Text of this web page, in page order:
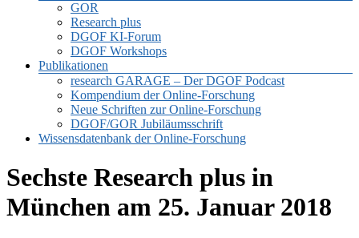
GOR
Research plus
DGOF KI-Forum
DGOF Workshops
Publikationen
research GARAGE – Der DGOF Podcast
Kompendium der Online-Forschung
Neue Schriften zur Online-Forschung
DGOF/GOR Jubiläumsschrift
Wissensdatenbank der Online-Forschung
Sechste Research plus in
München am 25. Januar 2018